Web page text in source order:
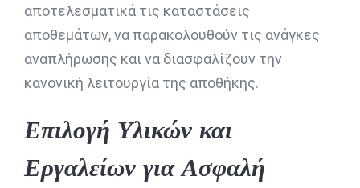
αποτελεσματικά τις καταστάσεις
αποθεμάτων, να παρακολουθούν τις ανάγκες
αναπλήρωσης και να διασφαλίζουν την
κανονική λειτουργία της αποθήκης.
Επιλογή Υλικών και
Εργαλείων για Ασφαλή